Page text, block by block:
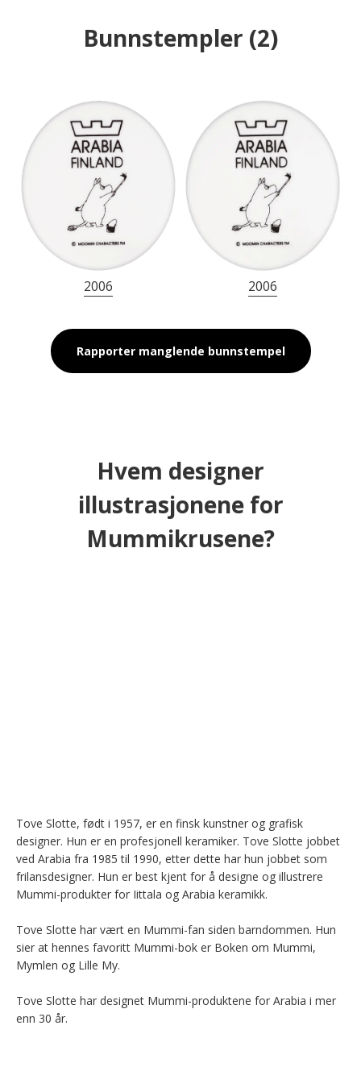
Bunnstempler (2)
2006 2006
Rapporter manglende bunnstempel
Hvem designer
illustrasjonene for
Mummikrusene?
Tove Slotte, født i 1957, er en finsk kunstner og grafisk
designer. Hun er en profesjonell keramiker. Tove Slotte jobbet
ved Arabia fra 1985 til 1990, etter dette har hun jobbet som
frilansdesigner. Hun er best kjent for å designe og illustrere
Mummi-produkter for Iittala og Arabia keramikk.
Tove Slotte har vært en Mummi-fan siden barndommen. Hun
sier at hennes favoritt Mummi-bok er Boken om Mummi,
Mymlen og Lille My.
Tove Slotte har designet Mummi-produktene for Arabia i mer
enn 30 år.